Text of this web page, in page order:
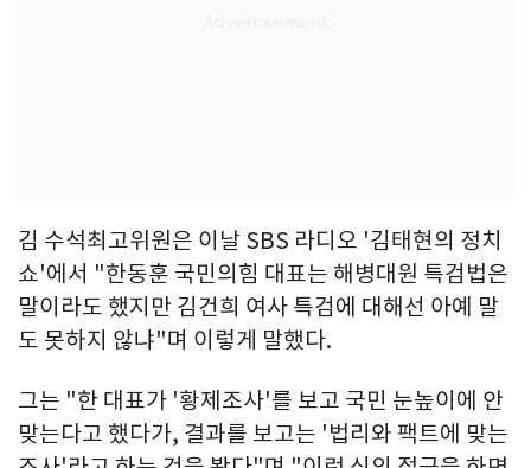
김 수석최고위원은 이날 SBS 라디오 '김태현의 정치
쇼'에서 "한동훈 국민의힘 대표는 해병대원 특검법은
말이라도 했지만 김건희 여사 특검에 대해선 아예 말
도 못하지 않냐"며 이렇게 말했다.
그는 "한 대표가 '황제조사'를 보고 국민 눈높이에 안
맞는다고 했다가, 결과를 보고는 '법리와 팩트에 맞는